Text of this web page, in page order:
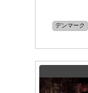
デンマーク